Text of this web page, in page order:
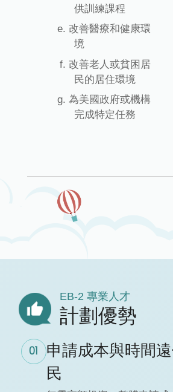
供訓練課程
改善醫療和健康環
境
改善老人或貧困居
民的居住環境
為美國政府或機構
完成特定任務
EB-2 專業人才
計劃優勢
01
申請成本與時間
民